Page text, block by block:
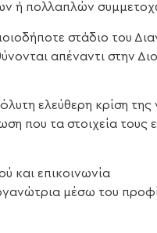
ή πολλαπλών
στάδιο του
απέναντι στην
ελεύθερη κρίση
που τα στοιχεία τους
και επικοινωνία
μέσω του